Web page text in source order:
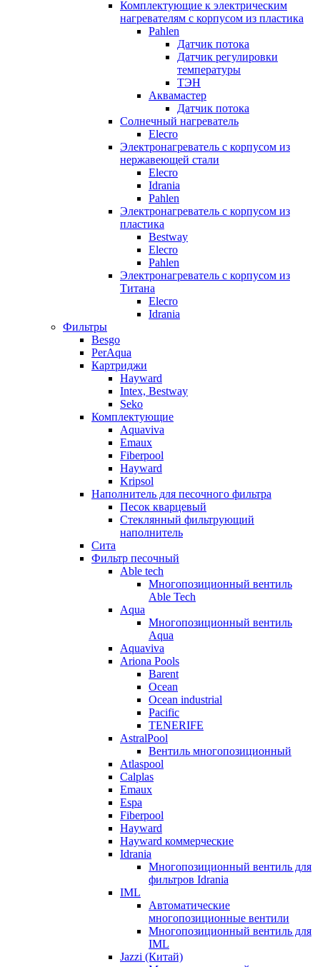
Комплектующие к электрическим
нагревателям с корпусом из пластика
Pahlen
Датчик потока
Датчик регулировки
температуры
ТЭН
Аквамастер
Датчик потока
Солнечный нагреватель
Elecro
Электронагреватель с корпусом из
нержавеющей стали
Elecro
Idrania
Pahlen
Электронагреватель с корпусом из
пластика
Bestway
Elecro
Pahlen
Электронагреватель с корпусом из
Титана
Elecro
Idrania
Фильтры
Besgo
PerAqua
Картриджи
Hayward
Intex, Bestway
Seko
Комплектующие
Aquaviva
Emaux
Fiberpool
Hayward
Kripsol
Наполнитель для песочного фильтра
Песок кварцевый
Стеклянный фильтрующий
наполнитель
Сита
Фильтр песочный
Able tech
Многопозиционный вентиль
Able Tech
Aqua
Многопозиционный вентиль
Aqua
Aquaviva
Ariona Pools
Barent
Ocean
Ocean industrial
Pacific
TENERIFE
AstralPool
Вентиль многопозиционный
Atlaspool
Calplas
Emaux
Espa
Fiberpool
Hayward
Hayward коммерческие
Idrania
Многопозиционный вентиль для
фильтров Idrania
IML
Автоматические
многопозиционные вентили
Многопозиционный вентиль для
IML
Jazzi (Китай)